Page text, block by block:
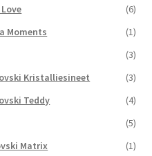
(6)
Moments
(1)
(3)
Kristalliesineet
(3)
Teddy
(4)
(5)
Matrix
(1)